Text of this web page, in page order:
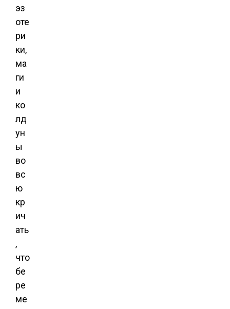
эз
оте
ри
ки,
ма
ги
и
ко
лд
ун
ы
во
вс
ю
кр
ич
ать
,
что
бе
ре
ме